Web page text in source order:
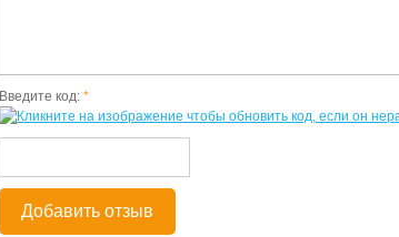
Введите код: *
Добавить отзыв